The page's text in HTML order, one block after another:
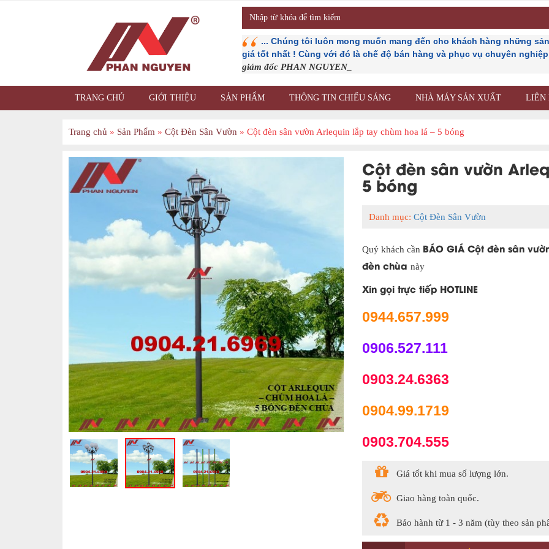
... Chúng tôi luôn mong muốn mang đến cho khách hàng những
giá tốt nhất ! Cùng với đó là chế độ bán hàng và phục vụ chuyên
giám đốc PHAN NGUYEN_
TRANG CHỦ GIỚI THIỆU SẢN PHẨM THÔNG TIN CHIẾU SÁNG NHÀ MÁY SẢN XUẤT LIÊN
Trang chủ » Sản Phẩm » Cột Đèn Sân Vườn » Cột đèn sân vườn Arlequin lắp tay chùm hoa lá – 5 bóng
Cột đèn sân vườn
5 bóng
Danh mục:Cột Đèn Sân Vườn
Quý khách cần BÁO GIÁ Cột đèn sân
đèn chùa này
Xin gọi trực tiếp HOTLINE
0944.657.999
0906.527.111
0903.24.6363
0904.99.1719
0903.704.555
Giá tốt khi mua số lượng lớn.
Giao hàng toàn quốc.
Bảo hành từ 1 - 3 năm (tùy theo sản